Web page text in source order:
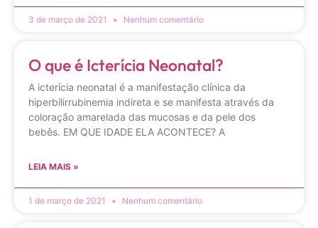
3 de março de 2021 Nenhum comentário
O que é Icterícia Neonatal?
A icterícia neonatal é a manifestação clínica da
hiperbilirrubinemia indireta e se manifesta através da
coloração amarelada das mucosas e da pele dos
bebês. EM QUE IDADE ELA ACONTECE? A
LEIA MAIS »
1 de março de 2021 Nenhum comentário